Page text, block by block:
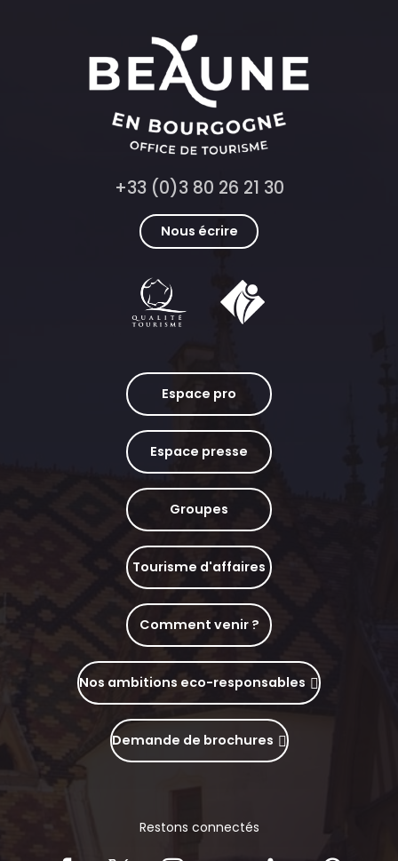
+33 (0)3 80 26 21 30
Nous écrire
Espace pro
Espace presse
Groupes
Tourisme d'affaires
Comment venir ?
Nos ambitions eco-responsables
Demande de brochures
Restons connectés